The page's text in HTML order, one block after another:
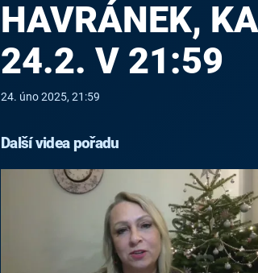
HAVRÁNEK,
24.2. V 21:59
24. úno 2025, 21:59
Další videa pořadu